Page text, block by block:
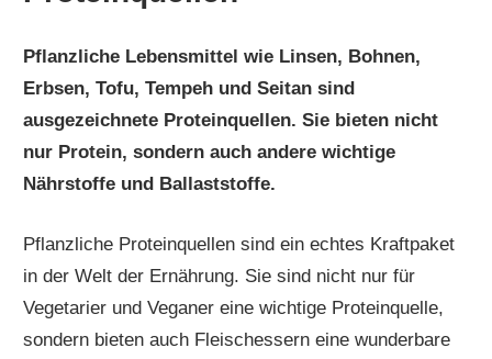
Pflanzliche Lebensmittel wie Linsen, Bohnen,
Erbsen, Tofu, Tempeh und Seitan sind
ausgezeichnete Proteinquellen. Sie bieten nicht
nur Protein, sondern auch andere wichtige
Nährstoffe und Ballaststoffe.
Pflanzliche Proteinquellen sind ein echtes Kraftpaket
in der Welt der Ernährung. Sie sind nicht nur für
Vegetarier und Veganer eine wichtige Proteinquelle,
sondern bieten auch Fleischessern eine wunderbare